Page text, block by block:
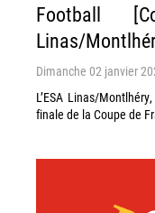
Football
Linas/
Dimanche 02 janvier
L’ESA Linas/
finale de la Coupe de